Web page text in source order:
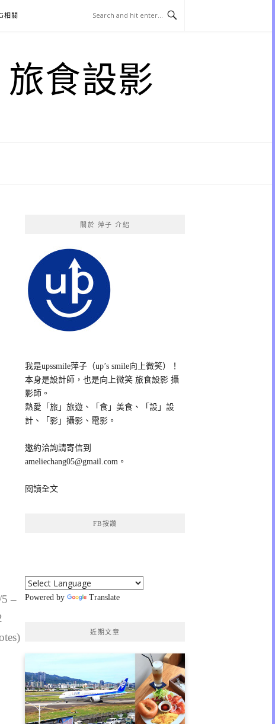
相關
旅食設影
5 –
關於 萍子 介紹
我是upssmile萍子（up’s smile向上微笑）！
本身是設計師，也是向上微笑 旅食設影 攝
影師。
熱愛「旅」旅遊、「食」美食、「設」設
計、「影」攝影、電影。
邀約洽詢請寄信到
ameliechang05@gmail.com。
閱讀全文
FB按讚
Powered by Translate
近期文章